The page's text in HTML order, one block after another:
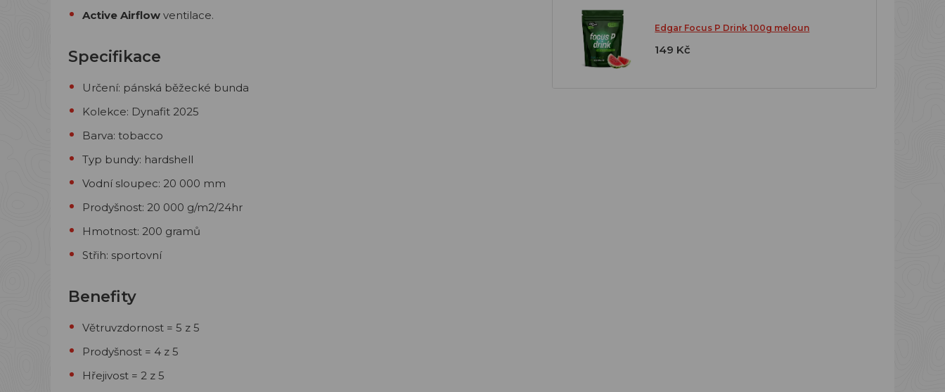
Active Airflow ventilace.
Specifikace
Určení: pánská běžecké bunda
Kolekce: Dynafit 2025
Barva: tobacco
Typ bundy: hardshell
Vodní sloupec: 20 000 mm
Prodyšnost: 20 000 g/m2/24hr
Hmotnost: 200 gramů
Střih: sportovní
Benefity
Větruvzdornost = 5 z 5
Prodyšnost = 4 z 5
Hřejivost = 2 z 5
Edgar Focus P Drink 100g meloun
149 Kč